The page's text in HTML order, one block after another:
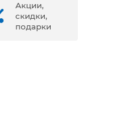
Акции,
скидки,
подарки